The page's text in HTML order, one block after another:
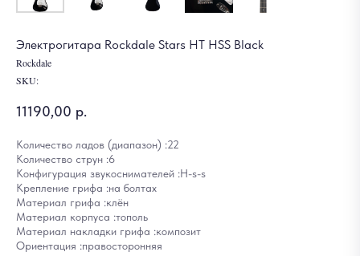
Электрогитара Rockdale Stars HT HSS Black
Rockdale
SKU:
11190,00 р.
Количество ладов (диапазон) :22
Количество струн :6
Конфигурация звукоснимателей :H-s-s
Крепление грифа :на болтах
Материал грифа :клён
Материал корпуса :тополь
Материал накладки грифа :композит
Ориентация :правосторонняя